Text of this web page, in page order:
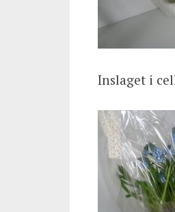
Inslaget i